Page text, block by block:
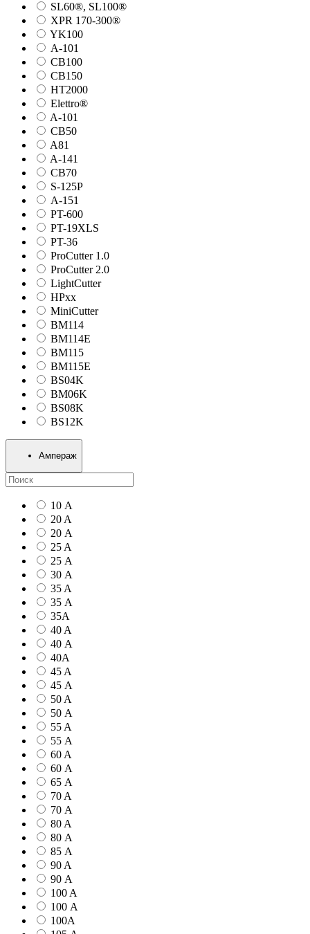
SL60®, SL100®
XPR 170-300®
YK100
А-101
СВ100
СВ150
HT2000
Elettro®
A-101
СВ50
A81
A-141
СВ70
S-125P
А-151
PT-600
PT-19XLS
PT-36
ProCutter 1.0
ProCutter 2.0
LightCutter
HPxx
MiniCutter
BM114
BM114E
BM115
BM115E
BS04K
BM06K
BS08K
BS12K
Ампераж
10 А
20 A
20 А
25 A
25 А
30 А
35 A
35 А
35А
40 A
40 А
40А
45 A
45 А
50 A
50 А
55 A
55 А
60 A
60 А
65 А
70 A
70 А
80 A
80 А
85 А
90 A
90 А
100 A
100 А
100А